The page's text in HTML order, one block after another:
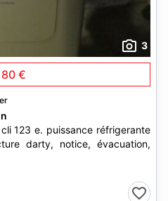
3
€
123 e. puissance réfrigerante
darty, notice, évacuation,